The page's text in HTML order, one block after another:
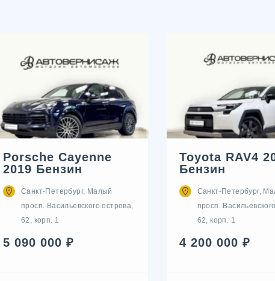
Porsche Cayenne
2019 Бензин
Санкт-Петербург, Малый
просп. Васильевского острова,
62, корп. 1
5 090 000 ₽
Toyota RAV4
Бензин
Санкт-Петербург,
просп.
62, корп. 1
4 200 000 ₽